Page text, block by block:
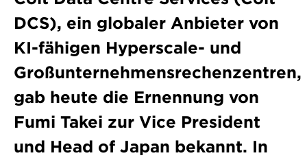
DCS), ein globaler Anbieter von
KI-fähigen Hyperscale- und
Großunternehmensrechenzentren,
gab heute die Ernennung von
Fumi Takei zur Vice President
und Head of Japan bekannt. In